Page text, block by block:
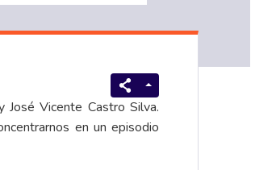
Vicente Castro Silva.
en un episodio